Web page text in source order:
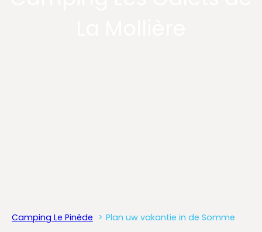
Camping Le Pinède Plan uw vakantie in de Somme